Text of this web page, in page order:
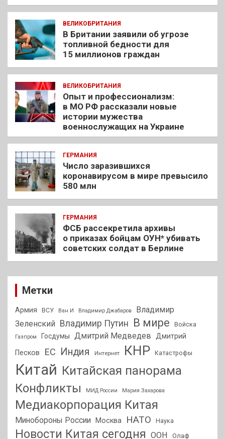
ВЕЛИКОБРИТАНИЯ
В Британии заявили об угрозе
топливной бедности для
15 миллионов граждан
ВЕЛИКОБРИТАНИЯ
Опыт и профессионализм:
в МО РФ рассказали новые
истории мужества
военнослужащих на Украине
ГЕРМАНИЯ
Число заразившихся
коронавирусом в мире превысило
580 млн
ГЕРМАНИЯ
ФСБ рассекретила архивы
о приказах бойцам ОУН* убивать
советских солдат в Берлине
Метки
Армия ВСУ Ван И Владимир Джабаров
Владимир
Зеленский Владимир Путин В мире Войска
Газпром Госдумы Дмитрий Медведев Дмитрий
Песков
ЕС Индия Интернет КНР Катастрофы
Китай Китайская панорама
Конфликты
МИД России Мария Захарова
Медиакорпорация Китая
Минобороны России Москва НАТО Наука
Новости Китая сегодня ООН
Олаф